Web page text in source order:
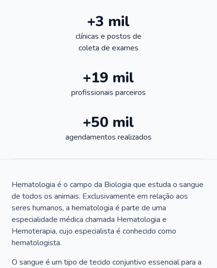
+3 mil
clínicas e postos de
coleta de exames
+19 mil
profissionais parceiros
+50 mil
agendamentos realizados
Hematologia é o campo da Biologia que estuda o sangue
de todos os animais. Exclusivamente em relação aos
seres humanos, a hematologia é parte de uma
especialidade médica chamada Hematologia e
Hemoterapia, cujo especialista é conhecido como
hematologista.
O sangue é um tipo de tecido conjuntivo essencial para a